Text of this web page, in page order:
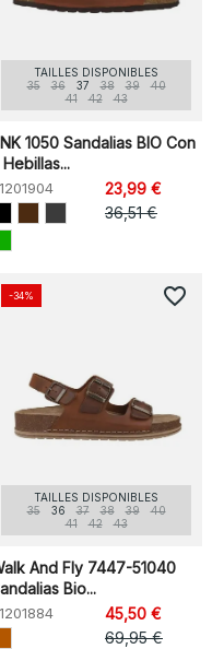
TAILLES DISPONIBLES
35
36 37 38 39
40
41
42 43
1050 Sandalias BIO Con
23,99 €
36,51 €
TAILLES DISPONIBLES
35
36 37 38 39
40
41
42 43
And Fly 7447-51040
Bio...
45,50 €
69,95 €
-34% favorite_border